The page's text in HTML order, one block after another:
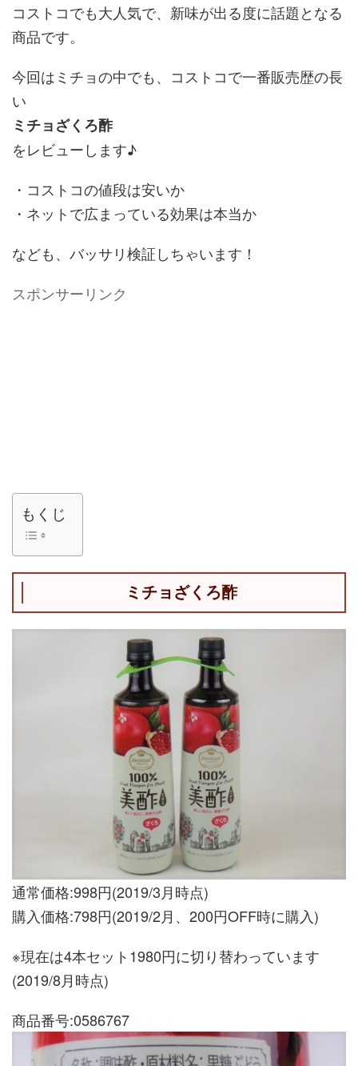
コストコでも大人気で、新味が出る度に話題となる
商品です。
今回はミチョの中でも、コストコで一番販売歴の長
い
ミチョざくろ酢
をレビューします♪
・コストコの値段は安いか
・ネットで広まっている効果は本当か
なども、バッサリ検証しちゃいます！
スポンサーリンク
もくじ
ミチョざくろ酢
通常価格:998円(2019/3月時点)
購入価格:798円(2019/2月、200円OFF時に購入)
※現在は4本セット1980円に切り替わっています
(2019/8月時点)
商品番号:0586767